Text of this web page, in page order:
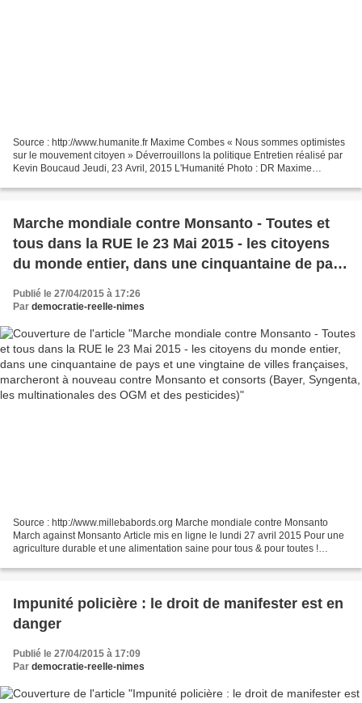
Source : http://www.humanite.fr Maxime Combes « Nous sommes optimistes
sur le mouvement citoyen » Déverrouillons la politique Entretien réalisé par
Kevin Boucaud Jeudi, 23 Avril, 2015 L'Humanité Photo : DR Maxime
Marche mondiale contre Monsanto - Toutes et
tous dans la RUE le 23 Mai 2015 - les citoyens
du monde entier, dans une cinquantaine de pays
à nouveau contre Monsanto et consorts (Bayer,
pesticides)
Publié le 27/04/2015 à 17:26
Par democratie-reelle-nimes
Source : http://www.millebabords.org Marche mondiale contre Monsanto
March against Monsanto Article mis en ligne le lundi 27 avril 2015 Pour une
agriculture durable et une alimentation saine pour tous & pour toutes !
Impunité policière : le droit de manifester est en
danger
Publié le 27/04/2015 à 17:09
Par democratie-reelle-nimes